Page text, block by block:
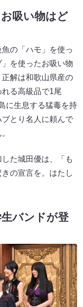
吸い物はど
の「ハモ」を使っ
を使ったお吸い物
解は和歌山県産の
る高級品で1尾
に生息する猛毒を持
とり名人に頼んで
た城田優は、「も
の宣言を。はたし
バンドが登